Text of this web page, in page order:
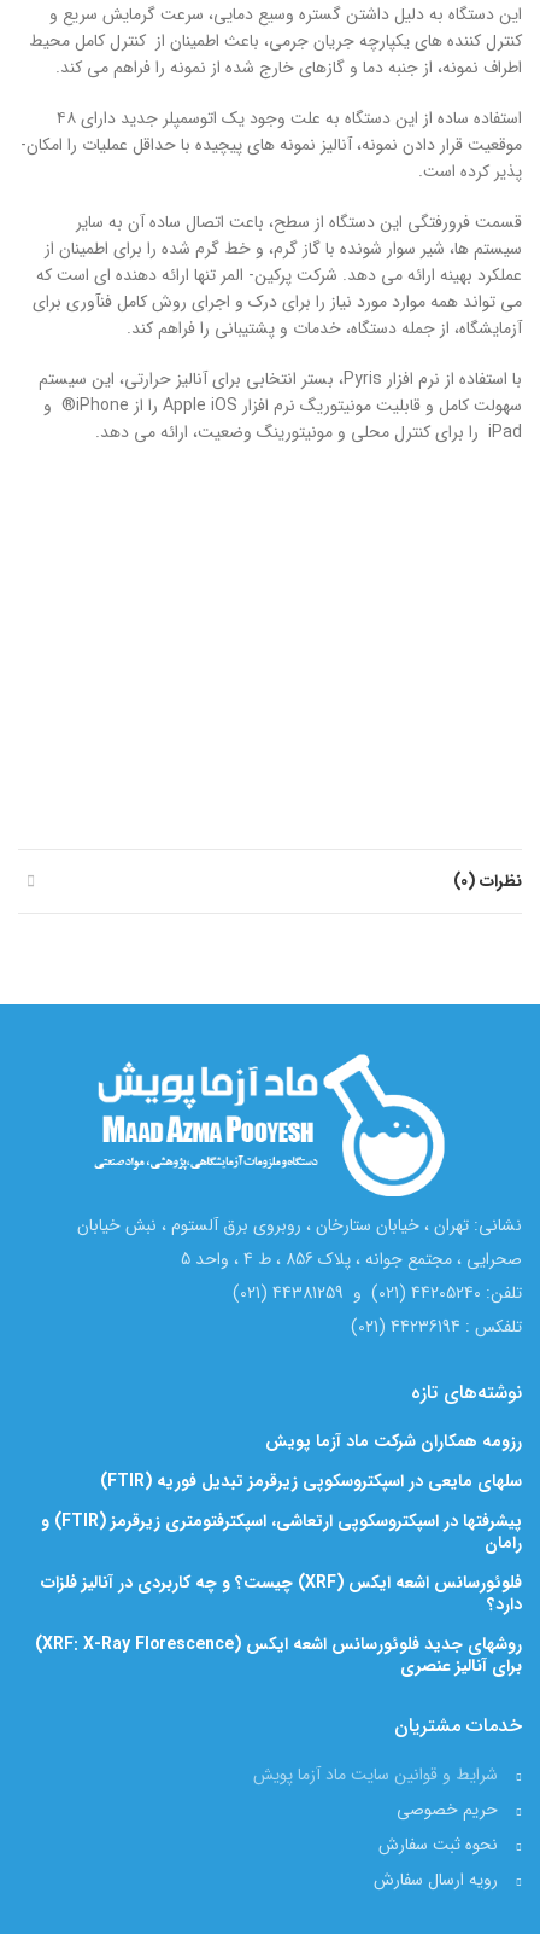
این دستگاه به دلیل داشتن گستره وسیع دمایی، سرعت گرمایش سریع و
کنترل کننده ­های یکپارچه جریان جرمی، باعث اطمینان از کنترل کامل محیط
اطراف نمونه، از جنبه دما و گازهای خارج شده از نمونه را فراهم می ­کند.
استفاده ساده از این دستگاه به علت وجود یک اتوسمپلر جدید دارای ۴۸
موقعیت قرار دادن نمونه، آنالیز نمونه ­های پیچیده با حداقل عملیات را امکان­
پذیر کرده است.
قسمت فرورفتگی این دستگاه از سطح، باعت اتصال ساده آن به سایر
سیستم ­ها، شیر سوار شونده با گاز گرم، و خط گرم شده را برای اطمینان از
عملکرد بهینه ارائه می­ دهد. شرکت پرکین- المر تنها ارائه دهنده ­ای است که
می ­تواند همه موارد مورد نیاز را برای درک و اجرای روش کامل فنآوری برای
آزمایشگاه، از جمله دستگاه، خدمات و پشتیبانی را فراهم کند.
با استفاده از نرم­ افزار Pyris، بستر انتخابی برای آنالیز حرارتی، این سیستم
سهولت کامل و قابلیت مونیتوریگ نرم ­افزار Apple iOS را از iPhone® و
iPad را برای کنترل محلی و مونیتورینگ وضعیت، ارائه می­ دهد.
نظرات (0)
نشانی: تهران ، خیابان ستارخان ، روبروی برق آلستوم ، نبش خیابان
صحرایی ، مجتمع جوانه ، پلاک 856 ، ط 4 ، واحد 5
تلفن: 44205240 (021) و 44381259 (021)
تلفکس : 44236194 (021)
نوشته‌های تازه
رزومه همکاران شرکت ماد آزما پویش
سلهای مایعی در اسپکتروسکوپی زیرقرمز تبدیل فوریه (FTIR)
پیشرفتها در اسپکتروسکوپی ارتعاشی، اسپکترفتومتری زیرقرمز (FTIR) و
رامان
فلوئورسانس اشعه ایکس (XRF) چیست؟ و چه کاربردی در آنالیز فلزات
دارد؟
روشهای جدید فلوئورسانس اشعه ایکس (XRF: X-Ray Florescence)
برای آنالیز عنصری
خدمات مشتریان
شرایط و قوانین سایت ماد آزما پویش
حریم خصوصی
نحوه ثبت سفارش
رویه ارسال سفارش